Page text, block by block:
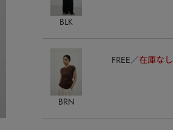
BLK
BRN
FREE 在庫なし